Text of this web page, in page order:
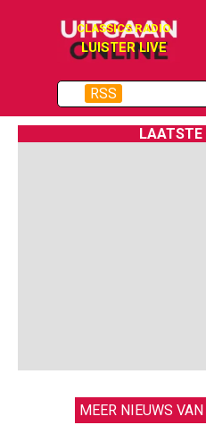
CLASSICS RADIO
LUISTER LIVE
RSS
Menu overslaan
LAATSTE
MEER NIEUWS